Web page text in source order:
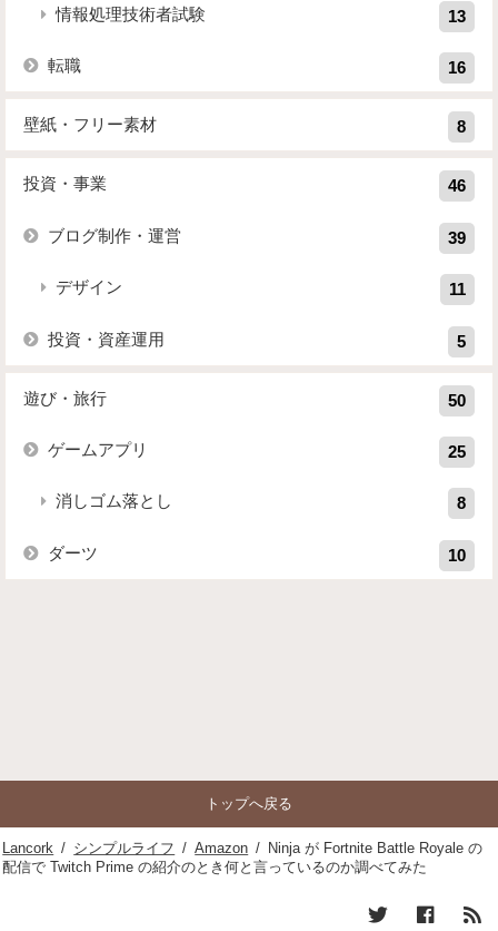
情報処理技術者試験 13
転職 16
壁紙・フリー素材 8
投資・事業 46
ブログ制作・運営 39
デザイン 11
投資・資産運用 5
遊び・旅行 50
ゲームアプリ 25
消しゴム落とし 8
ダーツ 10
トップへ戻る
Lancork / シンプルライフ / Amazon /
Ninja が Fortnite Battle Royale の
配信で Twitch Prime の紹介のとき何と言っているのか調べてみた